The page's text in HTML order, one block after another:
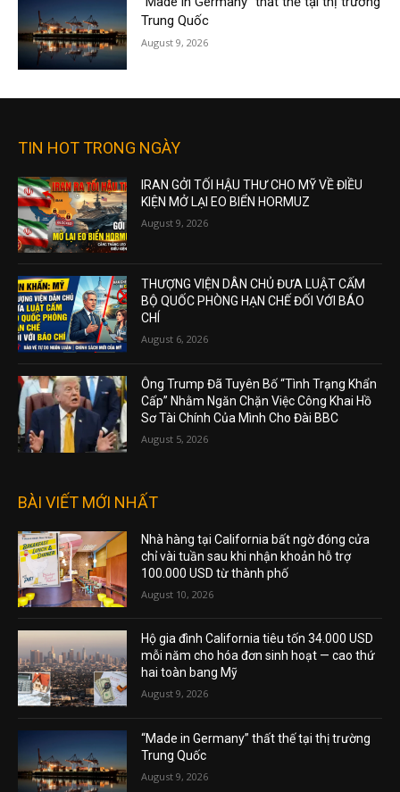
Trung Quốc
August 9, 2026
TIN HOT TRONG NGÀY
IRAN GỞI TỐI HẬU THƯ CHO MỸ VỀ ĐIỀU
KIỆN MỞ LẠI EO BIỂN HORMUZ
August 9, 2026
THƯỢNG VIỆN DÂN CHỦ ĐƯA LUẬT CẤM
BỘ QUỐC PHÒNG HẠN CHẾ ĐỐI VỚI BÁO
CHÍ
August 6, 2026
Ông Trump Đã Tuyên Bố “Tình Trạng Khẩn
Cấp” Nhằm Ngăn Chặn Việc Công Khai Hồ
Sơ Tài Chính Của Mình Cho Đài BBC
August 5, 2026
BÀI VIẾT MỚI NHẤT
Nhà hàng tại California bất ngờ đóng cửa
chỉ vài tuần sau khi nhận khoản hỗ trợ
100.000 USD từ thành phố
August 10, 2026
Hộ gia đình California tiêu tốn 34.000 USD
mỗi năm cho hóa đơn sinh hoạt — cao thứ
hai toàn bang Mỹ
August 9, 2026
“Made in Germany” thất thế tại thị trường
Trung Quốc
August 9, 2026